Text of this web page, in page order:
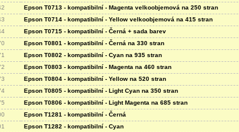
Epson T0713 - kompatibilní - Magenta velkoobjemová na 250 stran
Epson T0714 - kompatibilní - Yellow velkoobjemová na 415 stran
Epson T0715 - kompatibilní - Černá + sada barev
Epson T0801 - kompatibilní - Černá na 330 stran
Epson T0802 - kompatibilní - Cyan na 935 stran
Epson T0803 - kompatibilní - Magenta na 460 stran
Epson T0804 - kompatibilní - Yellow na 520 stran
Epson T0805 - kompatibilní - Light Cyan na 350 stran
Epson T0806 - kompatibilní - Light Magenta na 685 stran
Epson T1281 - kompatibilní - Černá
Epson T1282 - kompatibilní - Cyan